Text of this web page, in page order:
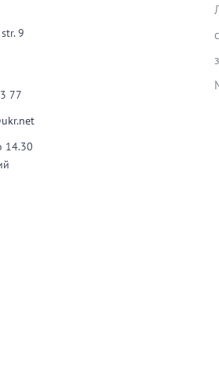
9
77
14.30